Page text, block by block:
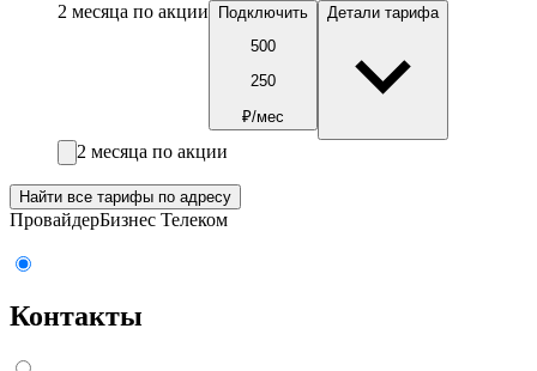
2 месяца по акции
Подключить
500
250
₽/мес
Детали тарифа
2 месяца по акции
Найти все тарифы по адресу
ПровайдерБизнес Телеком
Контакты